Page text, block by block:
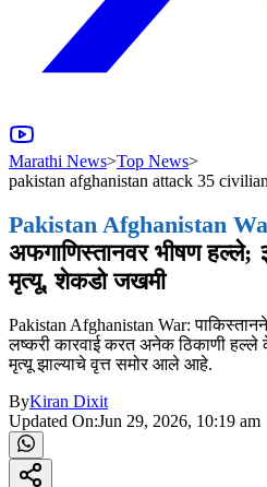
Marathi News>Top News>
pakistan afghanistan attack 35
Pakistan Afghanistan
अफगाणिस्तानवर भीषण हल्ले;
मृत्यू, शेकडो जखमी
Pakistan Afghanistan War:
लष्करी कारवाई करत अनेक ठिकाणी
मृत्यू झाल्याचे वृत्त समोर आले आहे.
ByKiran Dixit
Updated On:Jun 29, 2026, 10:19 am